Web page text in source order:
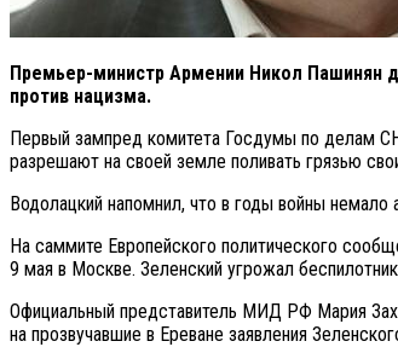
Премьер-министр Армении Никол Пашинян
против нацизма.
Первый зампред комитета Госдумы по делам
разрешают на своей земле поливать грязью
Водолацкий напомнил, что в годы войны
На саммите Европейского политического
9 мая в Москве. Зеленский угрожал
Официальный представитель МИД РФ Мария
на прозвучавшие в Ереване заявления